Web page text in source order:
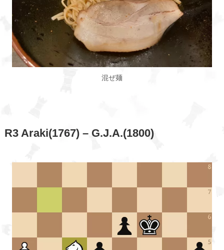
混ぜ麺
R3 Araki(1767) – G.J.A.(1800)